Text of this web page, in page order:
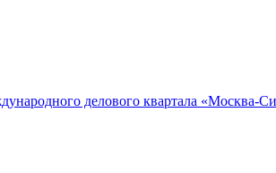
делового квартала «Москва-